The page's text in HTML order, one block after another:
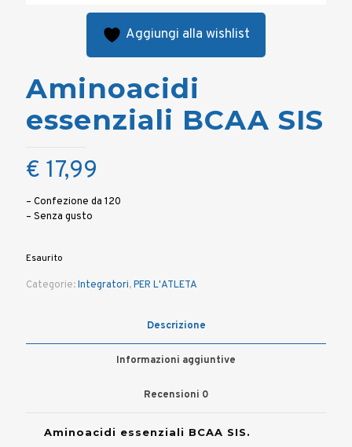
Aggiungi alla wishlist
Aminoacidi
essenziali BCAA SIS
€ 17,99
– Confezione da 120
– Senza gusto
Esaurito
Categorie:Integratori,PER L'ATLETA
Descrizione
Informazioni aggiuntive
Recensioni 0
Aminoacidi essenziali BCAA SIS.